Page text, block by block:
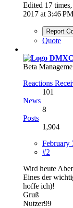
Edited 17
2017 at 3:46 PM
Report
Quote
Beta
Reactions
101
News
8
Posts
1,904
February
#2
Wird heute
Eines der
hoffe ich)!
Gruß
Nutzer99